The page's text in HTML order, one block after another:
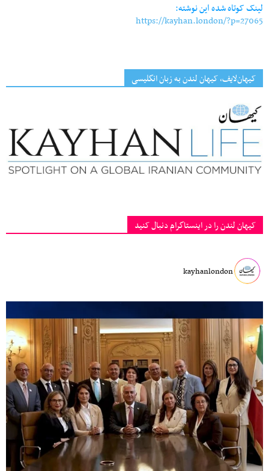
لینک کوتاه شده این نوشته:
https://kayhan.london/?p=27065
کیهان‌لایف، کیهان لندن به زبان انگلیسی
کیهان لندن را در اینستاگرام دنبال کنید
kayhanlondon